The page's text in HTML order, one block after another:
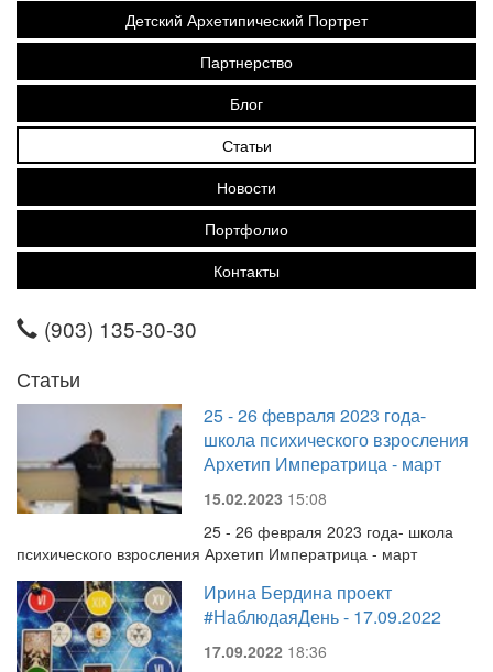
Детский Архетипический Портрет
Партнерство
Блог
Статьи
Новости
Портфолио
Контакты
(903) 135-30-30
Статьи
25 - 26 февраля 2023 года-
школа психического взросления
Архетип Императрица - март
15.02.2023 15:08
25 - 26 февраля 2023 года- школа
психического взросления Архетип Императрица - март
Ирина Бердина проект
#НаблюдаяДень - 17.09.2022
17.09.2022 18:36